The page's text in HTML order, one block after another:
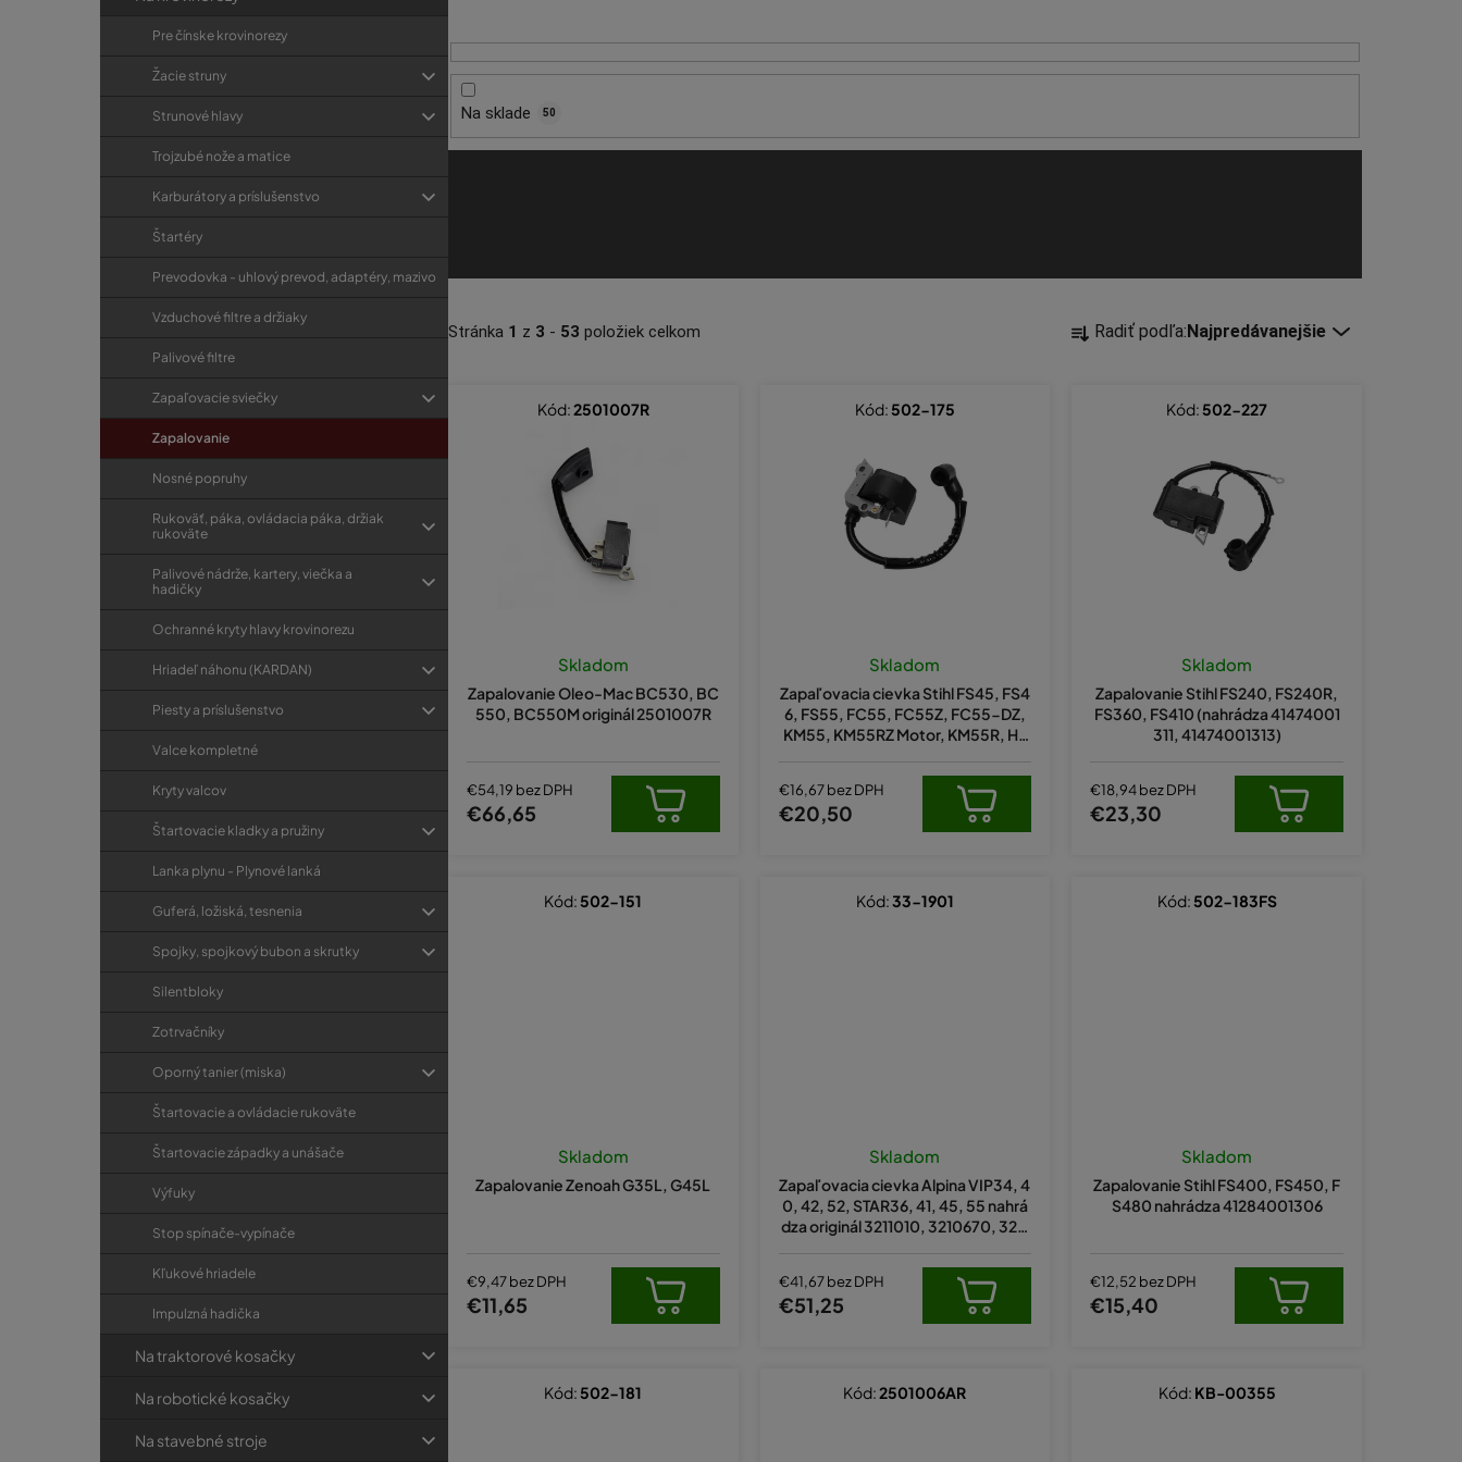
Pre čínske krovinorezy
Žacie struny
Strunové hlavy
Trojzubé nože a matice
Karburátory a príslušenstvo
Štartéry
Prevodovka - uhlový prevod, adaptéry, mazivo
Vzduchové filtre a držiaky
Palivové filtre
Zapaľovacie sviečky
Zapalovanie
Nosné popruhy
Rukoväť, páka, ovládacia páka, držiak
rukoväte
Palivové nádrže, kartery, viečka a
hadičky
Ochranné kryty hlavy krovinorezu
Hriadeľ náhonu (KARDAN)
Piesty a príslušenstvo
Valce kompletné
Kryty valcov
Štartovacie kladky a pružiny
Lanka plynu - Plynové lanká
Guferá, ložiská, tesnenia
Spojky, spojkový bubon a skrutky
Silentbloky
Zotrvačníky
Oporný tanier (miska)
Štartovacie a ovládacie rukoväte
Štartovacie západky a unášače
Výfuky
Stop spínače-vypínače
Kľukové hriadele
Impulzná hadička
Na traktorové kosačky
Na robotické kosačky
Na stavebné stroje
Stránka 1 z 3 - 53 položiek celkom
R
a Radiť podľa:Najpredávanejšie
Na sklade 50
s
p
o
d
o
Zapalovanie Oleo-Mac BC530, BC
550, BC550M originál 2501007R
Skladom
€54,19 bez DPH
€66,65
Kód:2501007R
Zapaľovacia cievka Stihl FS45, FS4
6, FS55, FC55, FC55Z, FC55-DZ,
KM55, KM55RZ Motor, KM55R, HL
hodnotenie
produktu
je
5,0
z
hviezdičiek.
Skladom
€16,67 bez DPH
€20,50
Kód: 502-175
Zapalovanie Stihl FS240, FS240R,
FS360, FS410 (nahrádza 41474001
311, 41474001313)
Skladom
€18,94 bez DPH
€23,30
Kód: 502-227
Zapalovanie Zenoah G35L, G45L
Skladom
€9,47 bez DPH
€11,65
Kód: 502-151
Zapaľovacia cievka Alpina VIP34, 4
0, 42, 52, STAR36, 41, 45, 55 nahrá
dza originál 3211010, 3210670, 3211
Skladom
€41,67 bez DPH
€51,25
Kód:33-1901
Zapalovanie Stihl FS400, FS450, F
S480 nahrádza 41284001306
Skladom
€12,52 bez DPH
€15,40
Kód: 502-183FS
Kód: 502-181 Kód:2501006AR Kód: KB-00355